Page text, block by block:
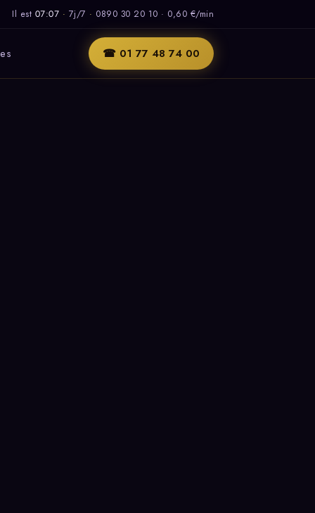
Il est 07:07 · 7j/7 · 0890 30 20 10 · 0,60 €/min
☎ 01 77 48 74 00